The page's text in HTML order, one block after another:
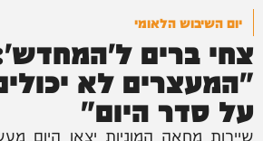
יום השיבוש הלאומי
צחי ברים
"המעצרים לא
על סדר היום"
שיירות מחאה המוניות יצאו היום